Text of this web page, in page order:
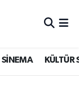
SİNEMA KÜLTÜR